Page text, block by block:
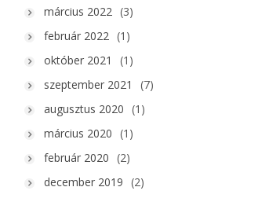
március 2022 (3)
február 2022 (1)
október 2021
(1)
szeptember 2021
(7)
augusztus 2020 (1)
március 2020 (1)
február 2020 (2)
december 2019 (2)